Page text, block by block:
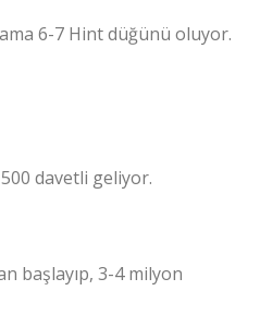
6-7 Hint düğünü oluyor.
davetli geliyor.
başlayıp, 3-4 milyon